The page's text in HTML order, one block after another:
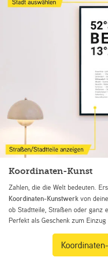
Koordinaten-Kunst
Zahlen, die die Welt bedeuten.
Koordinaten-Kunstwerk von
ob Stadtteile, Straßen oder ganz
Perfekt als Geschenk zum